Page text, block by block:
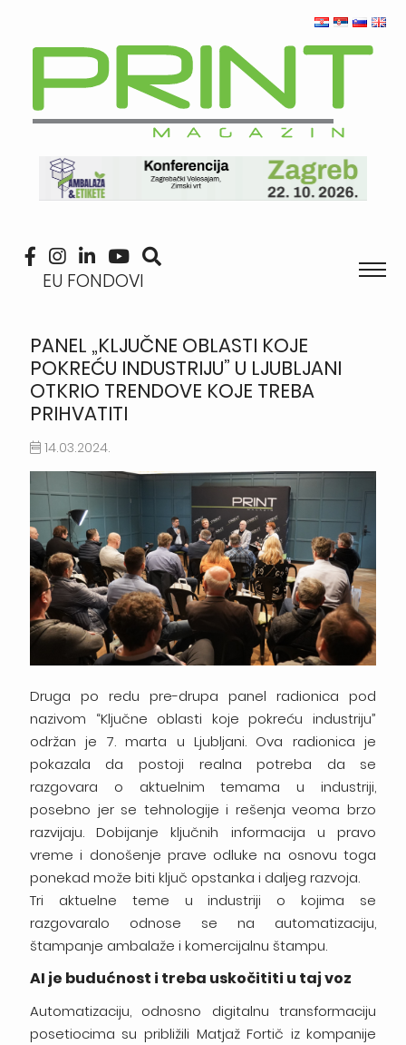
EU FONDOVI
PANEL „KLJUČNE OBLASTI KOJE
POKREĆU INDUSTRIJU” U LJUBLJANI
OTKRIO TRENDOVE KOJE TREBA
PRIHVATITI
14.03.2024.
Druga po redu pre-drupa panel radionica pod
nazivom “Ključne oblasti koje pokreću industriju”
održan je 7. marta u Ljubljani. Ova radionica je
pokazala da postoji realna potreba da se
razgovara o aktuelnim temama u industriji,
posebno jer se tehnologije i rešenja veoma brzo
razvijaju. Dobijanje ključnih informacija u pravo
vreme i donošenje prave odluke na osnovu toga
ponekad može biti ključ opstanka i daljeg razvoja.
Tri aktuelne teme u industriji o kojima se
razgovaralo odnose se na automatizaciju,
štampanje ambalaže i komercijalnu štampu.
AI je budućnost i treba uskočititi u taj voz
Automatizaciju, odnosno digitalnu transformaciju
posetiocima su približili Matjaž Fortič iz kompanije